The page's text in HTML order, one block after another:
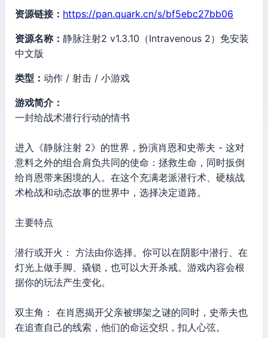
资源链接： https://pan.quark.cn/s/bf5ebc27bb06
资源名称： 静脉注射2 v1.3.10（Intravenous 2）免安装
中文版
类型： 动作 / 射击 / 小游戏
游戏简介：
一封给战术潜行行动的情书
进入《静脉注射 2》的世界，扮演肖恩和史蒂夫 - 这对
意料之外的组合肩负共同的使命：拯救生命，同时扳倒
给肖恩带来困境的人。在这个充满老派潜行术、硬核战
术枪战和动态故事的世界中，选择决定道路。
主要特点
潜行或开火： 方法由你选择。你可以在阴影中潜行、在
灯光上做手脚、撬锁，也可以大开杀戒。游戏内容会根
据你的玩法产生变化。
双主角： 在肖恩揭开父亲被绑架之谜的同时，史蒂夫也
在追查自己的线索，他们的命运交织，扣人心弦。